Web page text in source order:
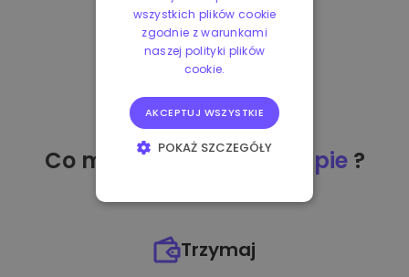
Co mogę zrobićpo zakupie?
Trzymaj
wszystkich plików cookie
zgodnie z warunkami
naszej polityki plików
cookie.
AKCEPTUJ WSZYSTKIE
POKAŻ SZCZEGÓŁY
TARGETOWANIE